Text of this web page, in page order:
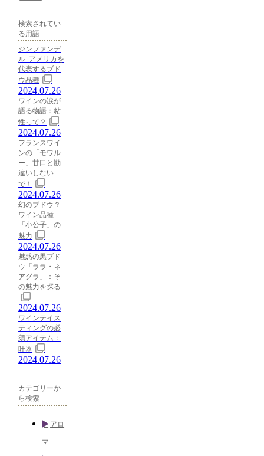
検索されてい
る用語
ジンファンデ
ル: アメリカを
代表するブド
ウ品種
2024.07.26
ワインの涙が
語る物語：粘
性って？
2024.07.26
フランスワイ
ンの「モワル
ー」甘口と勘
違いしない
で！
2024.07.26
幻のブドウ？
ワイン品種
「小公子」の
魅力
2024.07.26
魅惑の黒ブド
ウ「ララ・ネ
アグラ」：そ
の魅力を探る
2024.07.26
ワインテイス
ティングの必
須アイテム：
吐器
2024.07.26
カテゴリーか
ら検索
アロ
マ